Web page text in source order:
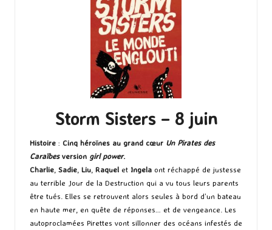
Storm Sisters – 8 juin
Histoire : Cinq héroïnes au grand cœur Un Pirates des
Caraïbesversion girl power.
Charlie Sadie Liu Raquel et Ingela ont réchappé de justesse
au terrible Jour de la Destruction qui a vu tous leurs parents
être tués. Elles se retrouvent alors seules à bord d’un bateau
en haute mer, en quête de réponses… et de vengeance. Les
autoproclamées Pirettes vont sillonner des océans infestés de